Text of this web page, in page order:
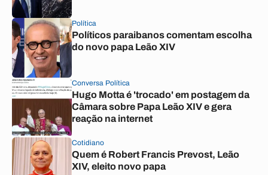
Política
Políticos paraibanos comentam escolha
do novo papa Leão XIV
Conversa Política
Hugo Motta é 'trocado' em postagem da
Câmara sobre Papa Leão XIV e gera
reação na internet
Cotidiano
Quem é Robert Francis Prevost, Leão
XIV, eleito novo papa